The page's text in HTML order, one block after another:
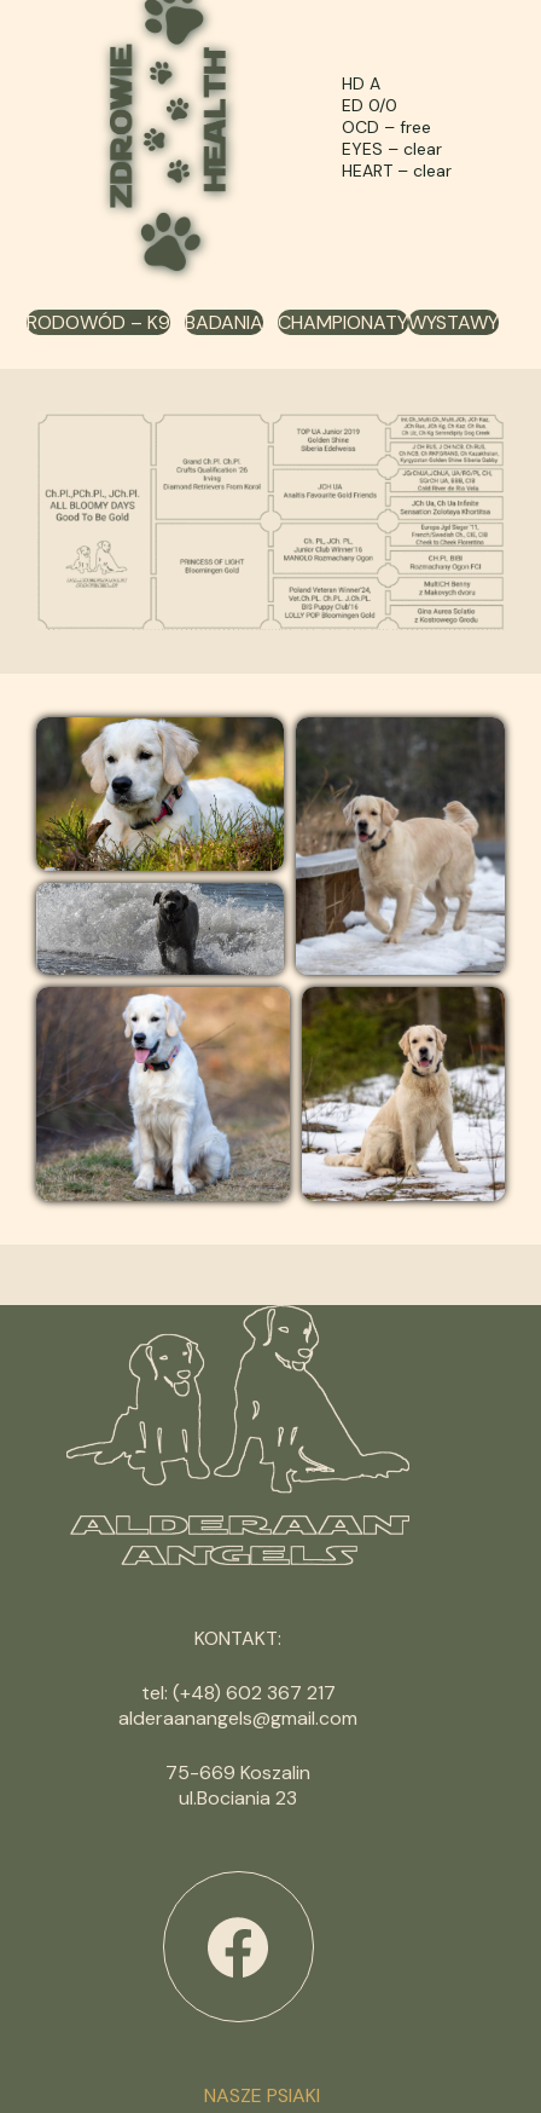
HD A
ED 0/0
OCD – free
EYES – clear
HEART – clear
RODOWÓD – K9 BADANIA CHAMPIONATYWYSTAWY
KONTAKT:
tel: (+48) 602 367 217
alderaanangels@gmail.com
75-669 Koszalin
ul.Bociania 23
NASZE PSIAKI